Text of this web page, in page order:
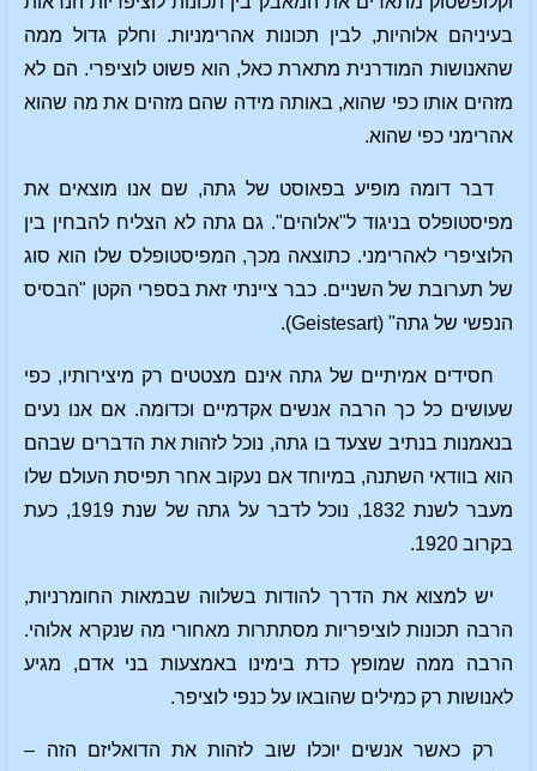
בעיניהם אלוהיות, לבין תכונות אהרימניות. וחלק גדול ממה
שהאנושות המודרנית מתארת ​​כאל, הוא פשוט לוציפרי. הם לא
מזהים אותו כפי שהוא, באותה מידה שהם מזהים את מה שהוא
אהרימני כפי שהוא.
דבר דומה מופיע בפאוסט של גתה, שם אנו מוצאים את
מפיסטופלס בניגוד ל"אלוהים". גם גתה לא הצליח להבחין בין
הלוציפרי לאהרימני. כתוצאה מכך, המפיסטופלס שלו הוא סוג
של תערובת של השניים. כבר ציינתי זאת בספרי הקטן "הבסיס
הנפשי של גתה" (Geistesart).
חסידים אמיתיים של גתה אינם מצטטים רק מיצירותיו, כפי
שעושים כל כך הרבה אנשים אקדמיים וכדומה. אם אנו נעים
בנאמנות בנתיב שצעד בו גתה, נוכל לזהות את הדברים שבהם
הוא בוודאי השתנה, במיוחד אם נעקוב אחר תפיסת העולם שלו
מעבר לשנת 1832, נוכל לדבר על גתה של שנת 1919, כעת
בקרוב 1920.
יש למצוא את הדרך להודות בשלווה שבמאות החומרניות,
הרבה תכונות לוציפריות מסתתרות מאחורי מה שנקרא אלוהי.
הרבה ממה שמופץ כדת בימינו באמצעות בני אדם, מגיע
לאנושות רק כמילים שהובאו על כנפי לוציפר.
רק כאשר אנשים יוכלו שוב לזהות את הדואליזם הזה –